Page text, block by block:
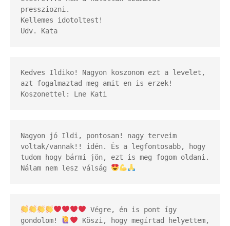
pressziozni.
Kellemes idotoltest!
Udv. Kata
Kedves Ildiko! Nagyon koszonom ezt a levelet,
azt fogalmaztad meg amit en is erzek!
Koszonettel: Lne Kati
Nagyon jó Ildi, pontosan! nagy terveim
voltak/vannak!! idén. És a legfontosabb, hogy
tudom hogy bármi jön, ezt is meg fogom oldani.
Nálam nem lesz válság
Végre, én is pont így
gondolom!
Köszi, hogy megírtad helyettem,